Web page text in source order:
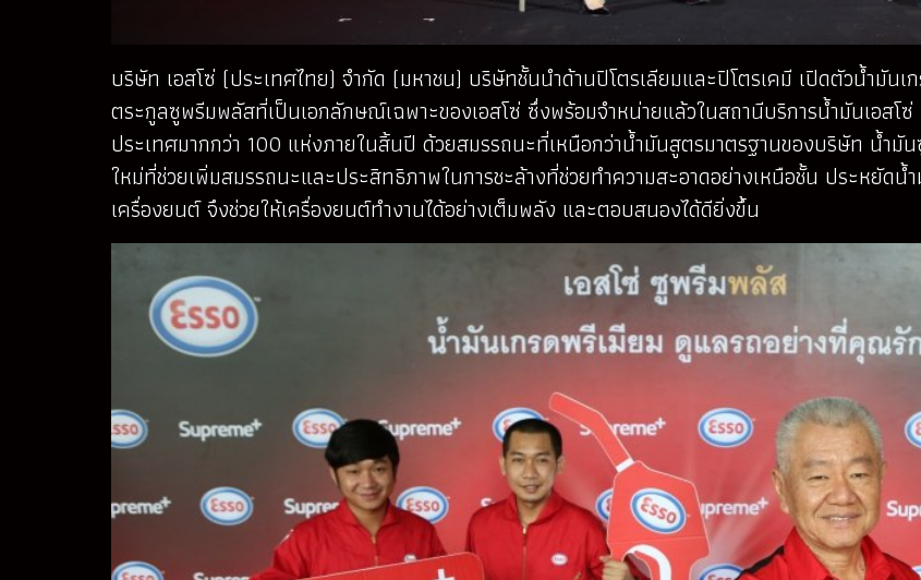
บริษัท เอสโซ่ (ประเทศไทย) จำกัด (มหาชน) บริษัทชั้นนำด้านปิโตรเลียมและปิโตรเคมี เปิดตัวน้ำมัน
ตระกูลซูพรีมพลัสที่เป็นเอกลักษณ์เฉพาะของเอสโซ่ ซึ่งพร้อมจำหน่ายแล้วในสถานีบริการน้ำมันเอสโ
ประเทศมากกว่า 100 แห่งภายในสิ้นปี ด้วยสมรรถนะที่เหนือกว่าน้ำมันสูตรมาตรฐานของบริษัท น้ำ
ใหม่ที่ช่วยเพิ่มสมรรถนะและประสิทธิภาพในการชะล้างที่ช่วยทำความสะอาดอย่างเหนือชั้น ประหยัด
เครื่องยนต์ จึงช่วยให้เครื่องยนต์ทำงานได้อย่างเต็มพลัง และตอบสนองได้ดียิ่งขึ้น